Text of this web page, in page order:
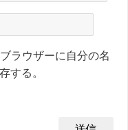
ラウザーに自分の名
する。